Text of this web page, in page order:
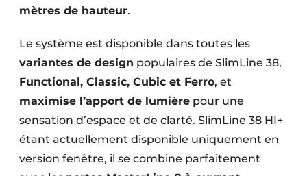
mètres de hauteur.
Le système est disponible dans toutes les
variantes de design populaires de SlimLine 38,
Functional, Classic, Cubic et Ferro, et
maximise l’apport de lumière pour une
sensation d’espace et de clarté. SlimLine 38 HI+
étant actuellement disponible uniquement en
version fenêtre, il se combine parfaitement